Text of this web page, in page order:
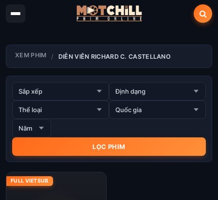
XEM PHIM DIỄN VIÊN RICHARD C. CASTELLANO
FULL VIETSUB